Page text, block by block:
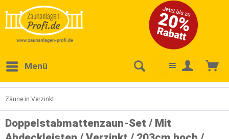
Menü
Zäune in Verzinkt
Doppelstabmattenzaun-Set / Mit